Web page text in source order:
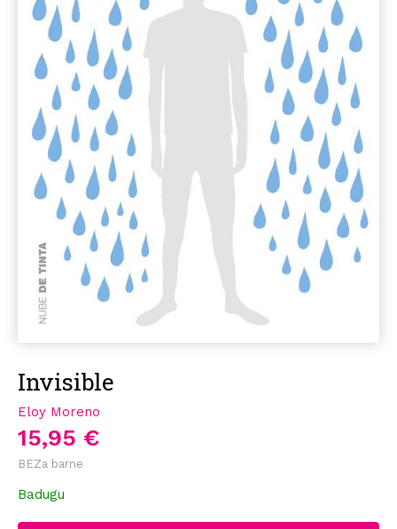
Invisible
Eloy Moreno
15,95 €
BEZa barne
Badugu